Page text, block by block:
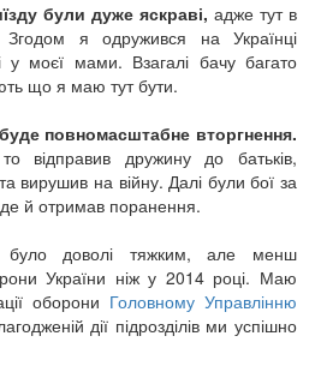
були дуже яскраві, адже тут в
Згодом я одружився на Українці
у моєї мами. Взагалі бачу багато
що я маю тут бути.
повномасштабне вторгнення.
відправив дружину до батьків,
вирушив на війну. Далі були бої за
де й отримав поранення.
було доволі тяжким, але менш
України ніж у 2014 році. Маю
оборони Головному Управлінню
дії підрозділів ми успішно